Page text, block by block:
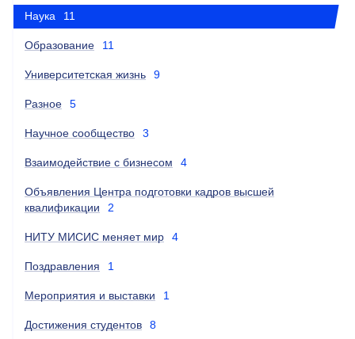
Наука 11
Образование 11
Университетская жизнь 9
Разное 5
Научное сообщество 3
Взаимодействие с бизнесом 4
Объявления Центра подготовки кадров высшей
квалификации
2
НИТУ МИСИС меняет мир 4
Поздравления 1
Мероприятия и выставки 1
Достижения студентов 8